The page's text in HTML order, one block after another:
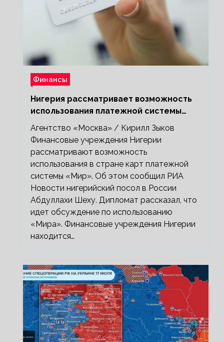
Финансы
Нигерия рассматривает возможность
использования платежной системы
«Мир»
Агентство «Москва» / Кирилл Зыков
Финансовые учреждения Нигерии
рассматривают возможность
использования в стране карт платежной
системы «Мир». Об этом сообщил РИА
Новости нигерийский посол в России
Абдуллахи Шеху. Дипломат рассказал, что
идет обсуждение по использованию
«Мира». Финансовые учреждения Нигерии
находится…